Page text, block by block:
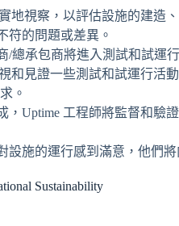
地視察，以評估設施的建造
符的問題或差異。
/總承包商將進入測試和試運
和見證一些測試和試運行活
。
，Uptime 工程師將監督和驗
設施的運行感到滿意，他們
Sustainability